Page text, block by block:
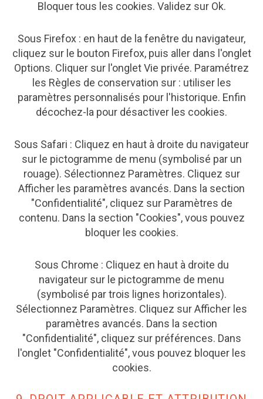
Bloquer tous les cookies. Validez sur Ok.
Sous Firefox : en haut de la fenêtre du navigateur,
cliquez sur le bouton Firefox, puis aller dans l'onglet
Options. Cliquer sur l'onglet Vie privée. Paramétrez
les Règles de conservation sur : utiliser les
paramètres personnalisés pour l'historique. Enfin
décochez-la pour désactiver les cookies.
Sous Safari : Cliquez en haut à droite du navigateur
sur le pictogramme de menu (symbolisé par un
rouage). Sélectionnez Paramètres. Cliquez sur
Afficher les paramètres avancés. Dans la section
"Confidentialité", cliquez sur Paramètres de
contenu. Dans la section "Cookies", vous pouvez
bloquer les cookies.
Sous Chrome : Cliquez en haut à droite du
navigateur sur le pictogramme de menu
(symbolisé par trois lignes horizontales).
Sélectionnez Paramètres. Cliquez sur Afficher les
paramètres avancés. Dans la section
"Confidentialité", cliquez sur préférences. Dans
l'onglet "Confidentialité", vous pouvez bloquer les
cookies.